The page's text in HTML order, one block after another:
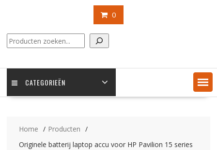
0
Zoeken
CATEGORIEËN
Home
Producten
Originele batterij laptop accu voor HP Pavilion 15 series